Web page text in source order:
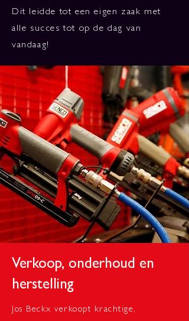
Dit leidde tot een eigen zaak met
alle succes tot op de dag van
vandaag!
Verkoop, onderhoud en
herstelling
Jos Beckx verkoopt krachtige,